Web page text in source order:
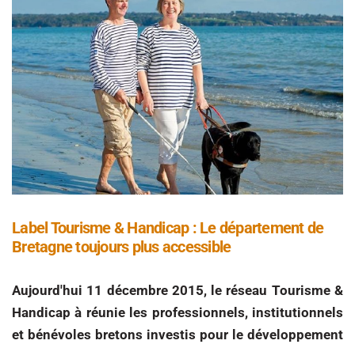
Label Tourisme & Handicap : Le département de
Bretagne toujours plus accessible
Aujourd'hui 11 décembre 2015, le réseau Tourisme &
Handicap à réunie les professionnels, institutionnels
et bénévoles bretons investis pour le développement